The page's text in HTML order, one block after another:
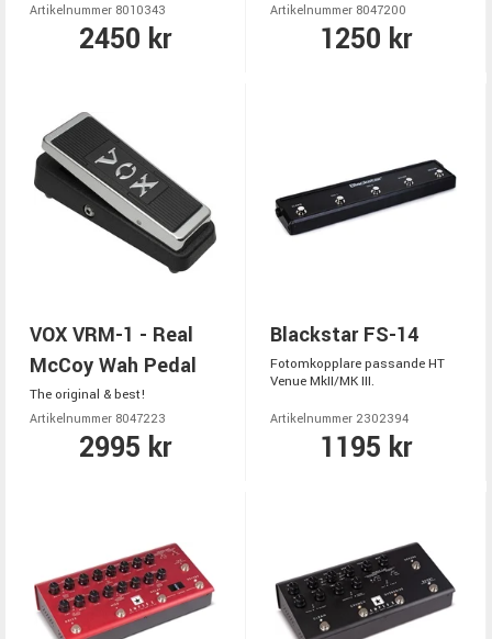
Artikelnummer 8010343
2450 kr
Artikelnummer 8047200
1250 kr
VOX VRM-1 - Real
McCoy Wah Pedal
The original & best!
Artikelnummer 8047223
2995 kr
Blackstar FS-14
Fotomkopplare passande HT
Venue MkII/MK III.
Artikelnummer 2302394
1195 kr